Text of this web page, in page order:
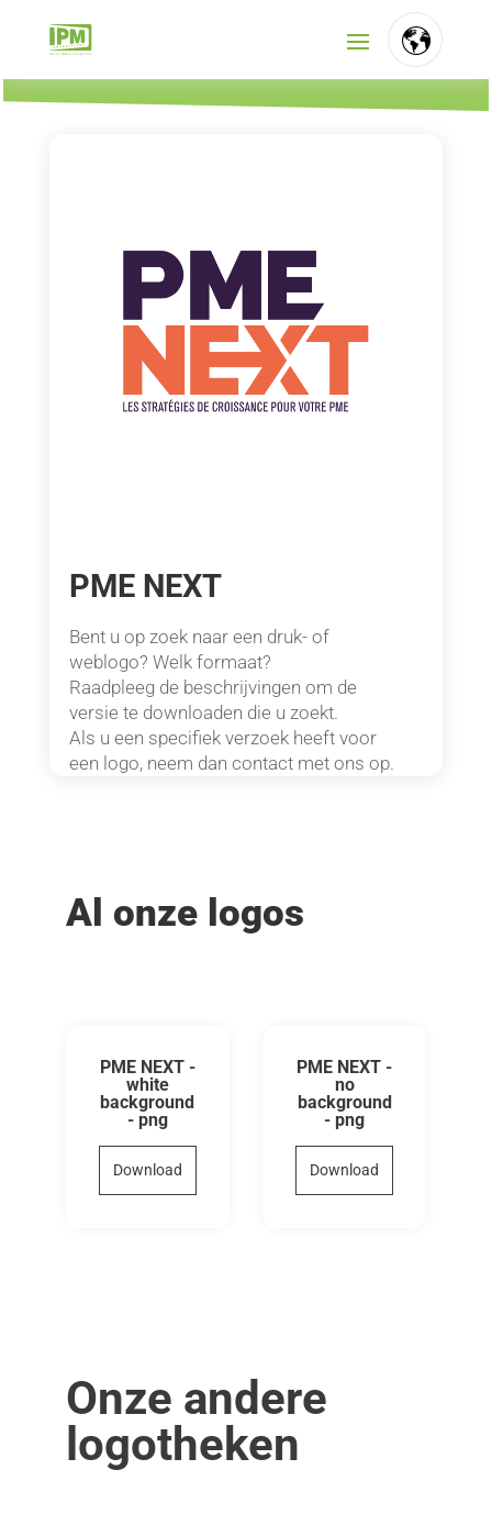
PME NEXT
Bent u op zoek naar een druk- of
weblogo? Welk formaat?
Raadpleeg de beschrijvingen om de
versie te downloaden die u zoekt.
Als u een specifiek verzoek heeft voor
een logo, neem dan contact met ons op.
Al onze logos
PME NEXT -
white
background
- png
Download
PME NEXT -
no
background
- png
Download
Onze andere
logotheken